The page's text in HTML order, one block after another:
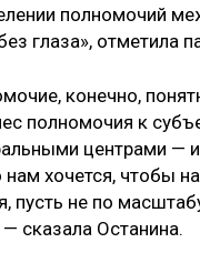
полномочий
глаза», отметила
конечно,
полномочия к
центрами —
хочется, чтобы
пусть не по
— сказала Останина.